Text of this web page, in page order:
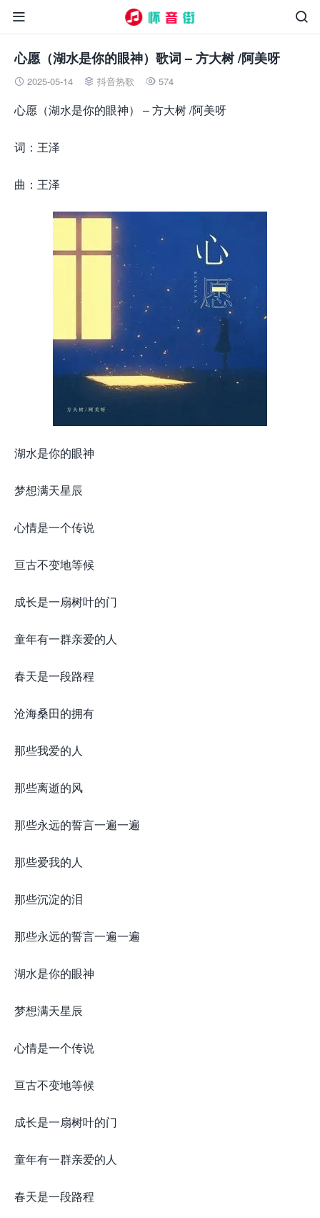


心愿（湖水是你的眼神）歌词 – 方大树 /阿美呀
 2025-05-14  抖音热歌  574
心愿（湖水是你的眼神） – 方大树 /阿美呀
词：王泽
曲：王泽
湖水是你的眼神
梦想满天星辰
心情是一个传说
亘古不变地等候
成长是一扇树叶的门
童年有一群亲爱的人
春天是一段路程
沧海桑田的拥有
那些我爱的人
那些离逝的风
那些永远的誓言一遍一遍
那些爱我的人
那些沉淀的泪
那些永远的誓言一遍一遍
湖水是你的眼神
梦想满天星辰
心情是一个传说
亘古不变地等候
成长是一扇树叶的门
童年有一群亲爱的人
春天是一段路程